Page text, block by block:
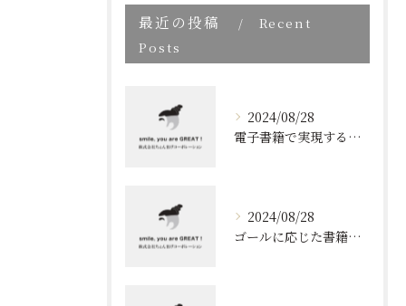
最近の投稿
Recent
Posts
2024/08/28
電子書籍で実現する質の高いブランディング
2024/08/28
ゴールに応じた書籍のプロデュース